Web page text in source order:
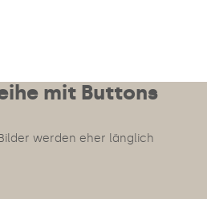
mit Buttons
werden eher länglich